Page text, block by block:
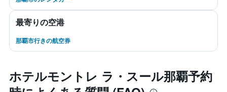
最寄りの空港
那覇市行きの航空券
ホテルモントレ ラ・スール那覇予約